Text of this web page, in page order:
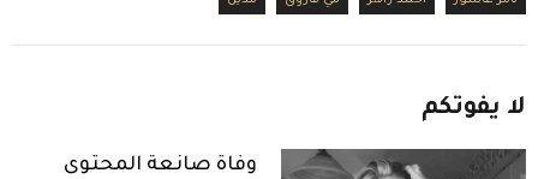
لا يفوتكم
وفاة صانعة المحتوى